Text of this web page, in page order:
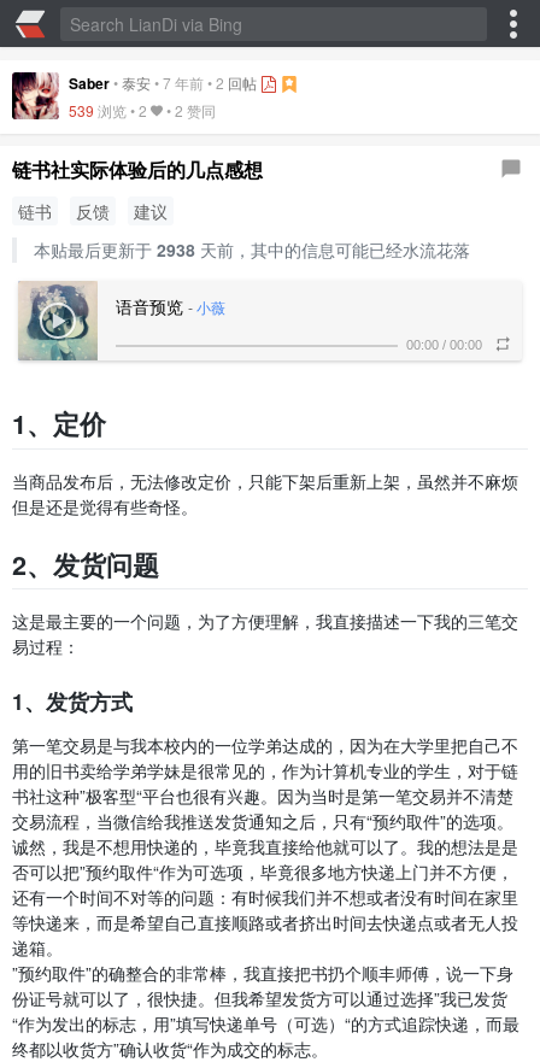
Saber•泰安•7 年前•2 回帖
539 浏览 •2 •2 赞同
链书社实际体验后的几点感想
链书 反馈
建议
本贴最后更新于 2938天前，其中的信息可能已经水流花落
语音预览 - 小薇
00:00 / 00:00
1、定价
当商品发布后，无法修改定价，只能下架后重新上架，虽然并不麻烦
但是还是觉得有些奇怪。
2、发货问题
这是最主要的一个问题，为了方便理解，我直接描述一下我的三笔交
易过程：
1、发货方式
第一笔交易是与我本校内的一位学弟达成的，因为在大学里把自己不
用的旧书卖给学弟学妹是很常见的，作为计算机专业的学生，对于链
书社这种”极客型“平台也很有兴趣。因为当时是第一笔交易并不清楚
交易流程，当微信给我推送发货通知之后，只有“预约取件”的选项。
诚然，我是不想用快递的，毕竟我直接给他就可以了。我的想法是是
否可以把”预约取件“作为可选项，毕竟很多地方快递上门并不方便，
还有一个时间不对等的问题：有时候我们并不想或者没有时间在家里
等快递来，而是希望自己直接顺路或者挤出时间去快递点或者无人投
递箱。
”预约取件”的确整合的非常棒，我直接把书扔个顺丰师傅，说一下身
份证号就可以了，很快捷。但我希望发货方可以通过选择”我已发货
“作为发出的标志，用”填写快递单号（可选）“的方式追踪快递，而最
终都以收货方”确认收货“作为成交的标志。